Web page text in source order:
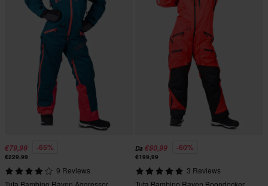
€79,99 -65%
€229,99
9 Reviews
Tuta Bambino Raven Aggressor
Da €80,99 -60%
€199,99
3 Reviews
Tuta Bambino Raven Boondocker